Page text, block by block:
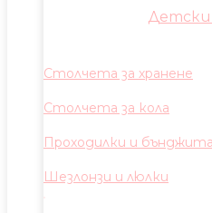
Столчета за хранене
Столчета за кола
Проходилки и бънджита
Шезлонзи и люлки